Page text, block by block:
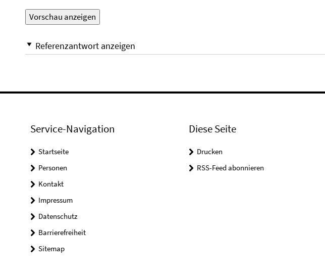
Referenzantwort anzeigen
Service-Navigation
Startseite
Personen
Kontakt
Impressum
Datenschutz
Barrierefreiheit
Sitemap
Diese Seite
Drucken
RSS-Feed abonnieren